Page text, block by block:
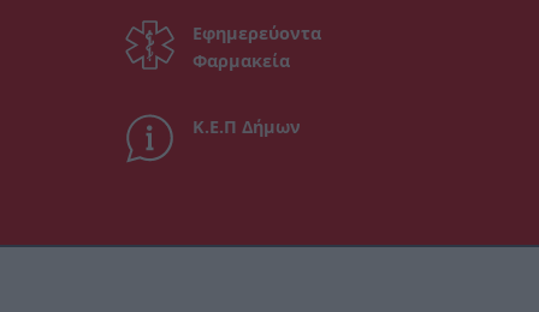
Εφημερεύοντα
Φαρμακεία
Κ.Ε.Π Δήμων